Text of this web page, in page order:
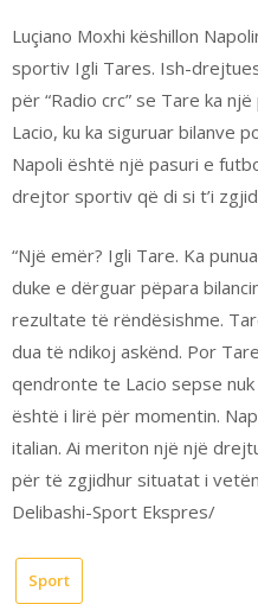
Luçiano Moxhi këshillon
sportiv Igli Tares. Ish-
për “Radio crc” se Tare ka
Lacio, ku ka siguruar bilanve
Napoli është një pasuri e
drejtor sportiv që di si t’i
“Një emër? Igli Tare. Ka
duke e dërguar pëpara
rezultate të rëndësishme.
dua të ndikoj askënd. Por
qendronte te Lacio sepse
është i lirë për momentin.
italian. Ai meriton një një
për të zgjidhur situatat i
Delibashi-Sport Ekspres/
Sport